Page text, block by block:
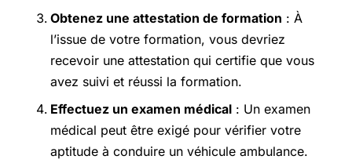
Obtenez une attestation de formation : À
l’issue de votre formation, vous devriez
recevoir une attestation qui certifie que vous
avez suivi et réussi la formation.
Effectuez un examen médical : Un examen
médical peut être exigé pour vérifier votre
aptitude à conduire un véhicule ambulance.